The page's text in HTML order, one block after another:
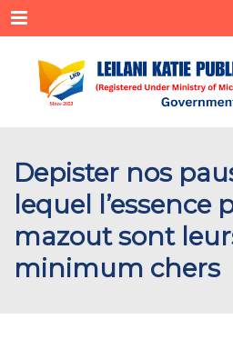
Menu
Depister nos
lequel l’essence
mazout sont
minimum chers